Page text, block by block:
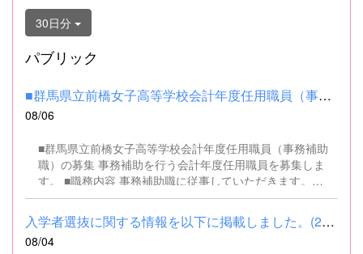
30日分
パブリック
■群馬県立前橋女子高等学校会計年度任用職員（事務補助職）の募集...
08/06
■群馬県立前橋女子高等学校会計年度任用職員（事務補助
職）の募集 事務補助を行う会計年度任用職員を募集しま
す。 ■職務内容 事務補助職に従事していただきます。
SSH（スーパーサイエンスハイスクール）事業にかかるパ
ソコンでの文書・資料作成、データ入力・整理事務、電話
対応、書類の整理、その他事務補助業務全般 ■募集人数 １
名 ■募集対象 以下の条件を満たしている方 基本的なパソコ
入学者選抜に関する情報を以下に掲載しました。(2026.8.4) ■令和...
08/04